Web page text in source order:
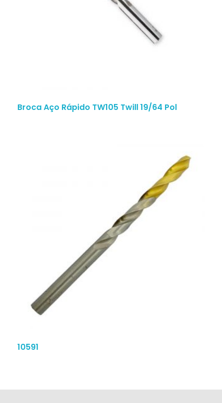
Broca Aço Rápido TW105 Twill 19/64 Pol
10591